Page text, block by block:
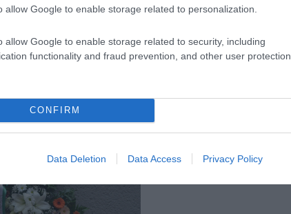
allow Google to enable storage related to personalization.
allow Google to enable storage related to security, including
functionality and fraud prevention, and other user protection.
CONFIRM
Data Deletion Data Access Privacy Policy